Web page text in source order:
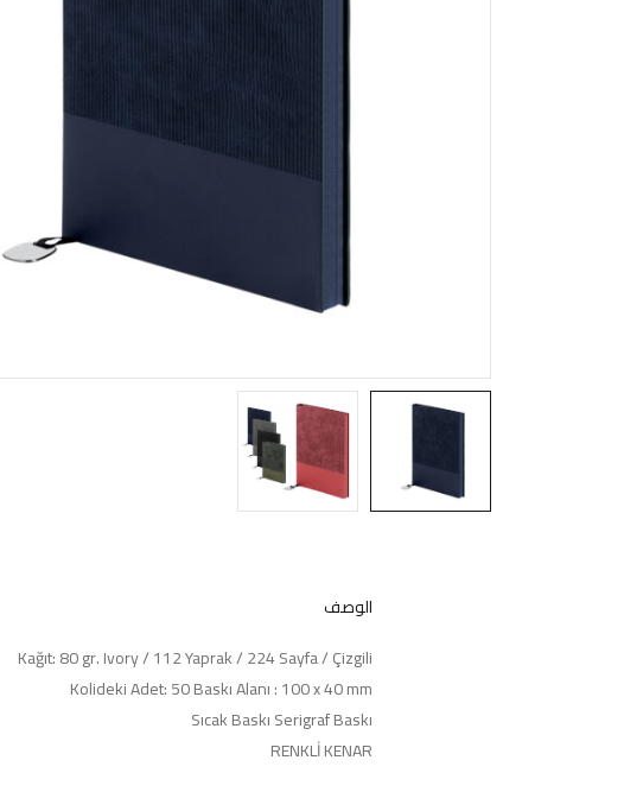
الوصف
Kağıt: 80 gr. Ivory / 112 Yaprak / 224 Sayfa / Çizgili
Kolideki Adet: 50 Baskı Alanı : 100 x 40 mm
Sıcak Baskı Serigraf Baskı
RENKLİ KENAR